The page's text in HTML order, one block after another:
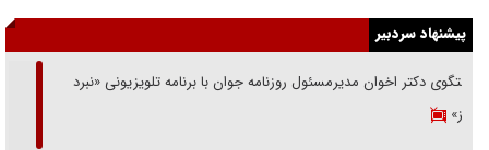
پیشنهاد سردبیر
گفتگوی دکتر اخوان مدیرمسئول روزنامه جوان با برنامه تلویزیونی «نبرد
هرمز»